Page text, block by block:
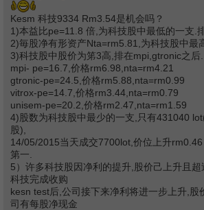
Kesm 科技9334 Rm3.54是机会吗？
1)本益比pe=11.8 倍,为科技股中最低的一支.
2)毎股净有形资产Nta=rm5.81,为科技股中最
3)科技股中股价为笫3高,排在mpi,gtronic之后.
mpi- pe=16.7,价格rm6.98,nta=rm4.21
gtronic-pe=24.5,价格rm5.88,nta=rm0.99
vitrox-pe=14.7,价格rm3.44,nta=rm0.79
unisem-pe=20.2,价格rm2.47,nta=rm1.59
4)股数为科技股中最少的一支,只有431040
股),
14/05/2015当天成交7700lot,价位上升
第一.
5）许多科技股因净利的提升,股价己上升且
科技完成收购
kesn test后,公司接下来净利将进一步上升,股
司有每股净现金